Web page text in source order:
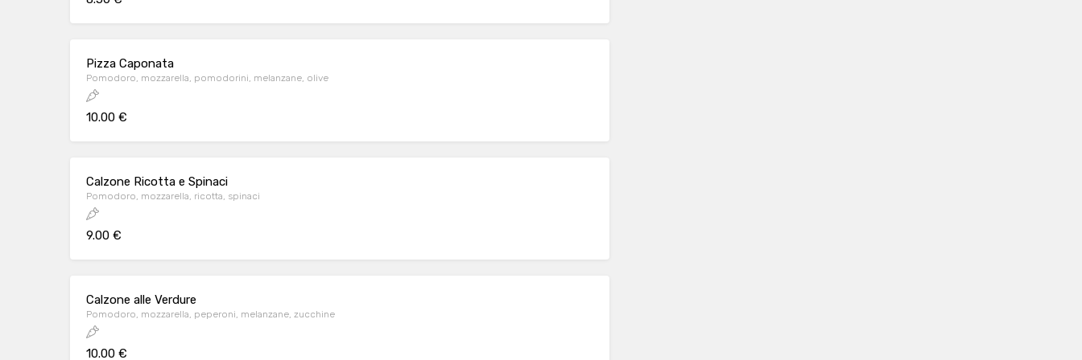
Pizza Caponata
Pomodoro, mozzarella, pomodorini, melanzane, olive
10.00 €
Calzone Ricotta e Spinaci
Pomodoro, mozzarella, ricotta, spinaci
9.00 €
Calzone alle Verdure
Pomodoro, mozzarella, peperoni, melanzane, zucchine
10.00 €